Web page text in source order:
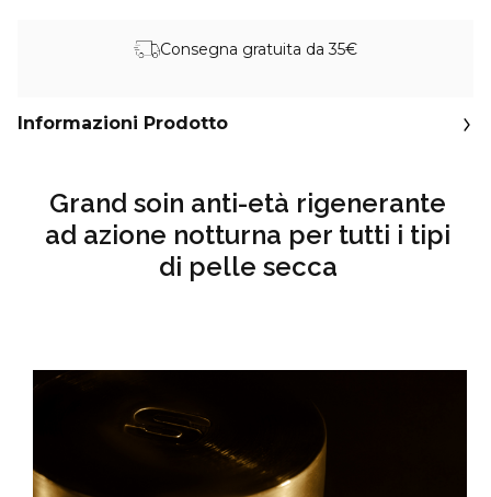
Consegna gratuita da 35€
Informazioni Prodotto
Grand soin anti-età rigenerante
ad azione notturna per tutti i tipi
di pelle secca